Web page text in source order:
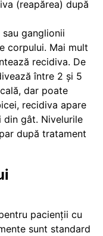
(reapărea) după
ganglionii
corpului. Mai mult
recidiva. De
între 2 și 5
dar poate
recidiva apare
din gât. Nivelurile
după tratament
pacienții cu
sunt standard